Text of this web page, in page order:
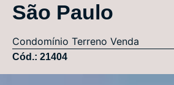
São Paulo
Condomínio Terreno Venda
Cód.: 21404